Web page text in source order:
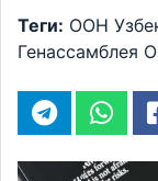
Теги: ООН
Генассамблея